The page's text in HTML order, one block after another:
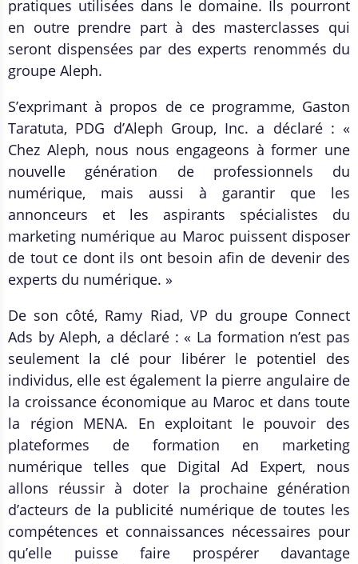
pratiques utilisées dans le domaine. Ils pourront
en outre prendre part à des masterclasses qui
seront dispensées par des experts renommés du
groupe Aleph.
S’exprimant à propos de ce programme, Gaston
Taratuta, PDG d’Aleph Group, Inc. a déclaré : «
Chez Aleph, nous nous engageons à former une
nouvelle génération de professionnels du
numérique, mais aussi à garantir que les
annonceurs et les aspirants spécialistes du
marketing numérique au Maroc puissent disposer
de tout ce dont ils ont besoin afin de devenir des
experts du numérique. »
De son côté, Ramy Riad, VP du groupe Connect
Ads by Aleph, a déclaré : « La formation n’est pas
seulement la clé pour libérer le potentiel des
individus, elle est également la pierre angulaire de
la croissance économique au Maroc et dans toute
la région MENA. En exploitant le pouvoir des
plateformes de formation en marketing
numérique telles que Digital Ad Expert, nous
allons réussir à doter la prochaine génération
d’acteurs de la publicité numérique de toutes les
compétences et connaissances nécessaires pour
qu’elle puisse faire prospérer davantage